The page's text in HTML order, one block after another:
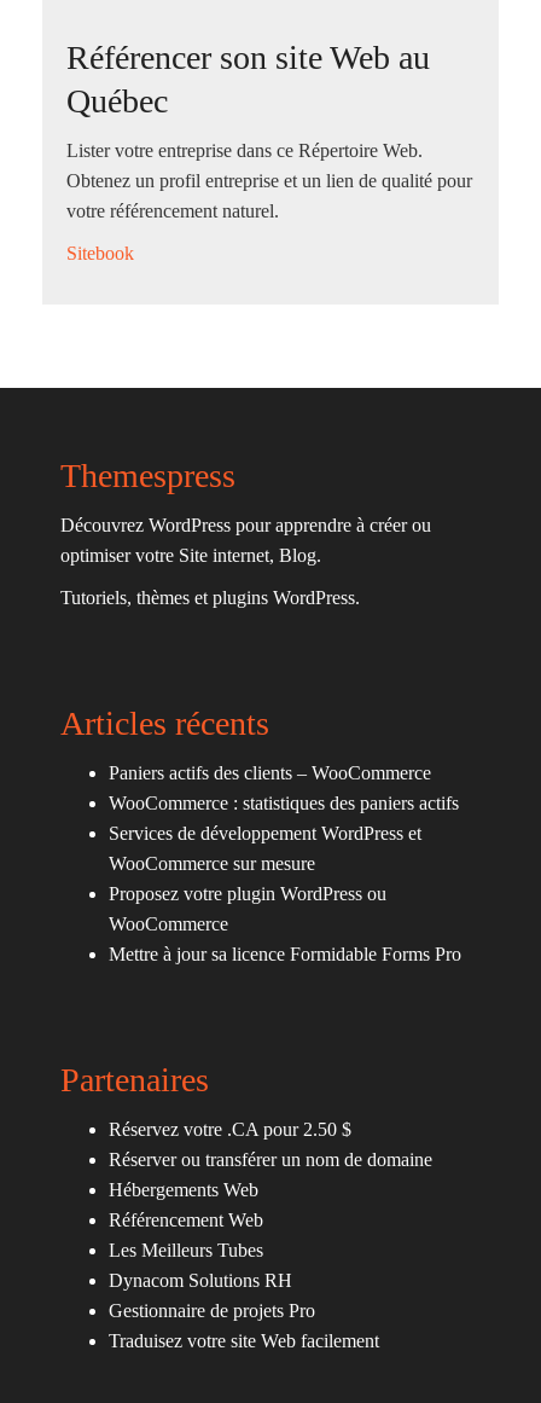
Référencer son site Web au
Québec
Lister votre entreprise dans ce Répertoire Web.
Obtenez un profil entreprise et un lien de qualité pour
votre référencement naturel.
Sitebook
Themespress
Découvrez WordPress pour apprendre à créer ou
optimiser votre Site internet, Blog.
Tutoriels, thèmes et plugins WordPress.
Articles récents
Paniers actifs des clients – WooCommerce
WooCommerce : statistiques des paniers actifs
Services de développement WordPress et
WooCommerce sur mesure
Proposez votre plugin WordPress ou
WooCommerce
Mettre à jour sa licence Formidable Forms Pro
Partenaires
Réservez votre .CA pour 2.50 $
Réserver ou transférer un nom de domaine
Hébergements Web
Référencement Web
Les Meilleurs Tubes
Dynacom Solutions RH
Gestionnaire de projets Pro
Traduisez votre site Web facilement